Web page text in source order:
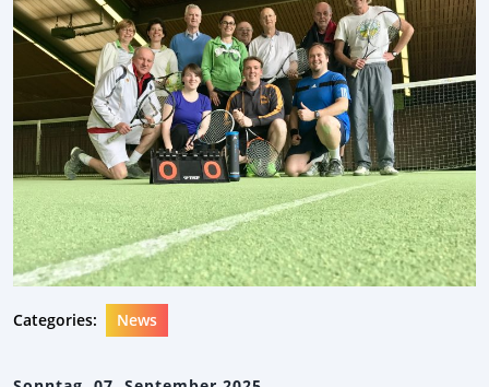
Categories: News